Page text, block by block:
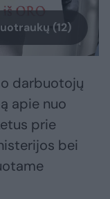
(12)
darbuotojų
apie nuo
prie
bei